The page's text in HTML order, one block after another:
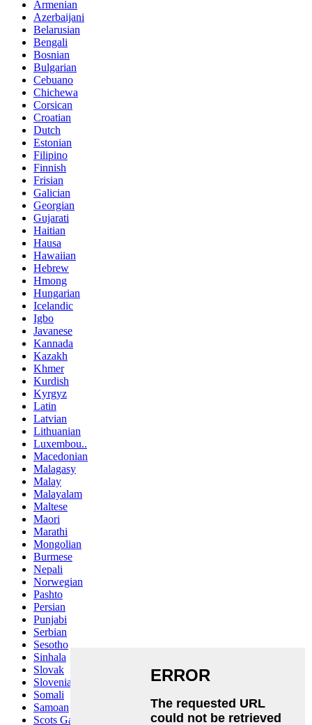
Armenian
Azerbaijani
Belarusian
Bengali
Bosnian
Bulgarian
Cebuano
Chichewa
Corsican
Croatian
Dutch
Estonian
Filipino
Finnish
Frisian
Galician
Georgian
Gujarati
Haitian
Hausa
Hawaiian
Hebrew
Hmong
Hungarian
Icelandic
Igbo
Javanese
Kannada
Kazakh
Khmer
Kurdish
Kyrgyz
Latin
Latvian
Lithuanian
Luxembou..
Macedonian
Malagasy
Malay
Malayalam
Maltese
Maori
Marathi
Mongolian
Burmese
Nepali
Norwegian
Pashto
Persian
Punjabi
Serbian
Sesotho
Sinhala
Slovak
Slovenian
Somali
Samoan
Scots Gaelic